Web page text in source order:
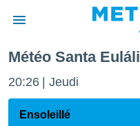
de
Météo Santa
20:26 Jeudi
Ensoleillé